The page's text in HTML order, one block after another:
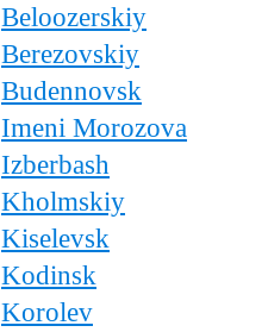
Beloozerskiy
Berezovskiy
Budennovsk
Imeni Morozova
Izberbash
Kholmskiy
Kiselevsk
Kodinsk
Korolev